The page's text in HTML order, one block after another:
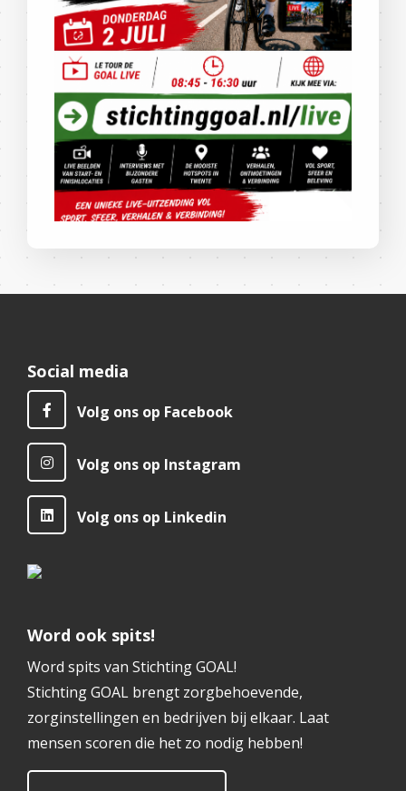
Social media
Volg ons op Facebook
Volg ons op Instagram
Volg ons op Linkedin
Word ook spits!
Word spits van Stichting GOAL!
Stichting GOAL brengt zorgbehoevende,
zorginstellingen en bedrijven bij elkaar. Laat
mensen scoren die het zo nodig hebben!